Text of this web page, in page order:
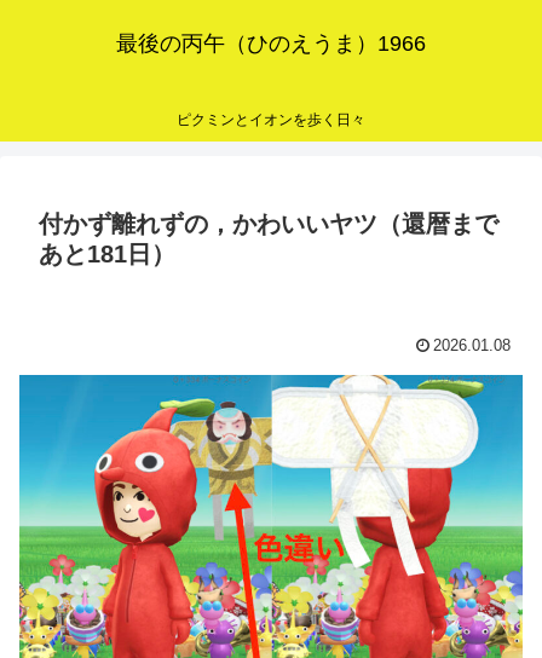
最後の丙午（ひのえうま）1966
ピクミンとイオンを歩く日々
付かず離れずの，かわいいヤツ（還暦まで
あと181日）
2026.01.08